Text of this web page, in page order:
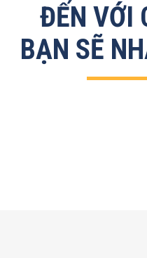
ĐẾN VỚI
BẠN SẼ